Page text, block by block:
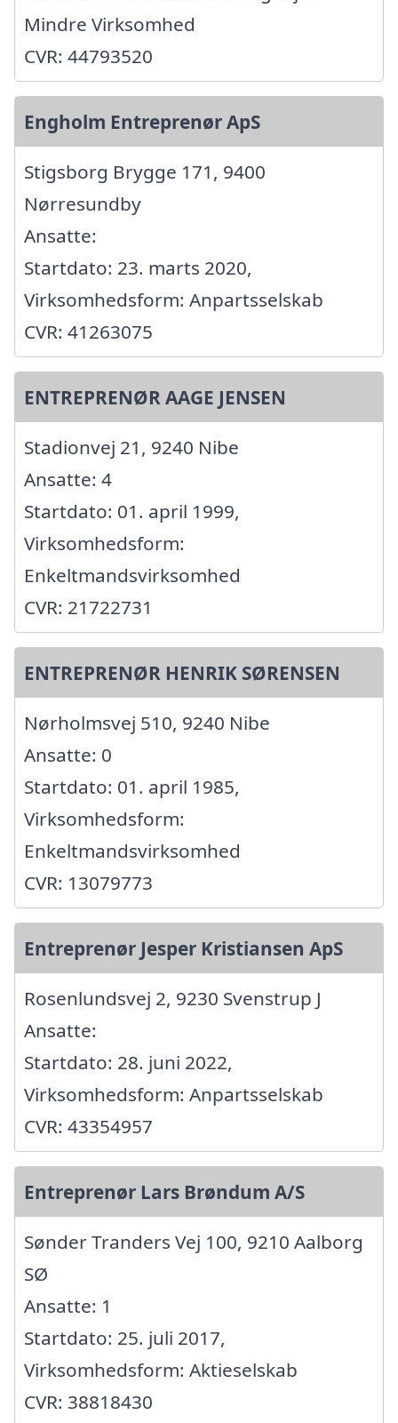
Mindre Virksomhed
CVR: 44793520
Engholm Entreprenør ApS
Stigsborg Brygge 171, 9400
Nørresundby
Ansatte:
Startdato: 23. marts 2020,
Virksomhedsform: Anpartsselskab
CVR: 41263075
ENTREPRENØR AAGE JENSEN
Stadionvej 21, 9240 Nibe
Ansatte: 4
Startdato: 01. april 1999,
Virksomhedsform:
Enkeltmandsvirksomhed
CVR: 21722731
ENTREPRENØR HENRIK SØRENSEN
Nørholmsvej 510, 9240 Nibe
Ansatte: 0
Startdato: 01. april 1985,
Virksomhedsform:
Enkeltmandsvirksomhed
CVR: 13079773
Entreprenør Jesper Kristiansen ApS
Rosenlundsvej 2, 9230 Svenstrup J
Ansatte:
Startdato: 28. juni 2022,
Virksomhedsform: Anpartsselskab
CVR: 43354957
Entreprenør Lars Brøndum A/S
Sønder Tranders Vej 100, 9210 Aalborg
SØ
Ansatte: 1
Startdato: 25. juli 2017,
Virksomhedsform: Aktieselskab
CVR: 38818430